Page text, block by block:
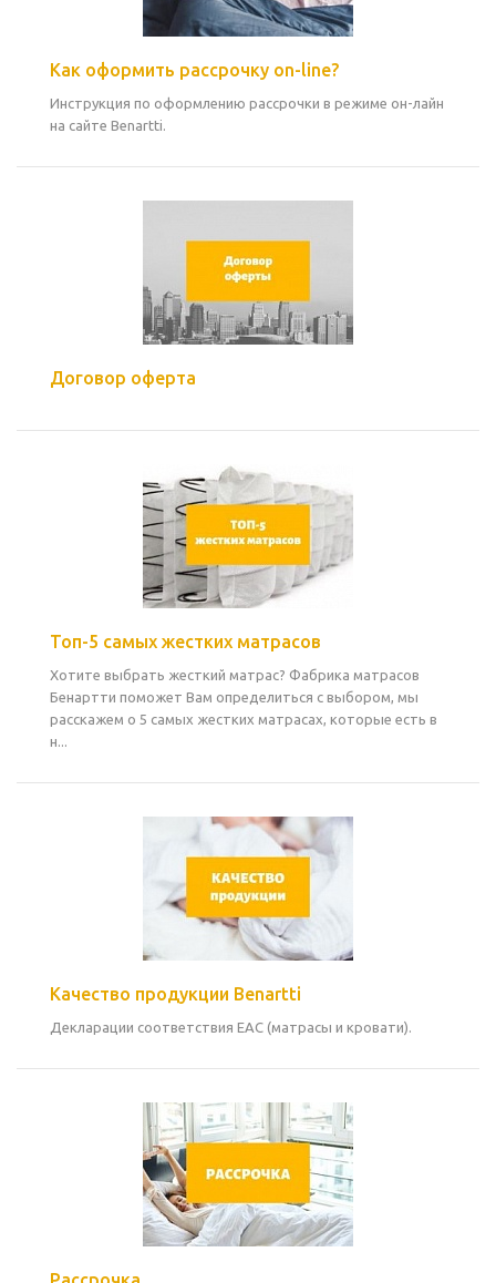
Как оформить рассрочку on-line?
Инструкция по оформлению рассрочки в режиме он-лайн
на сайте Benartti.
Договор оферта
Топ-5 самых жестких матрасов
Хотите выбрать жесткий матрас? Фабрика матрасов
Бенартти поможет Вам определиться с выбором, мы
расскажем о 5 самых жестких матрасах, которые есть в
н...
Качество продукции Benartti
Декларации соответствия EAC (матрасы и кровати).